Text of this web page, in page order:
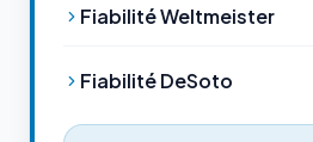
Fiabilité Weltmeister
Fiabilité DeSoto